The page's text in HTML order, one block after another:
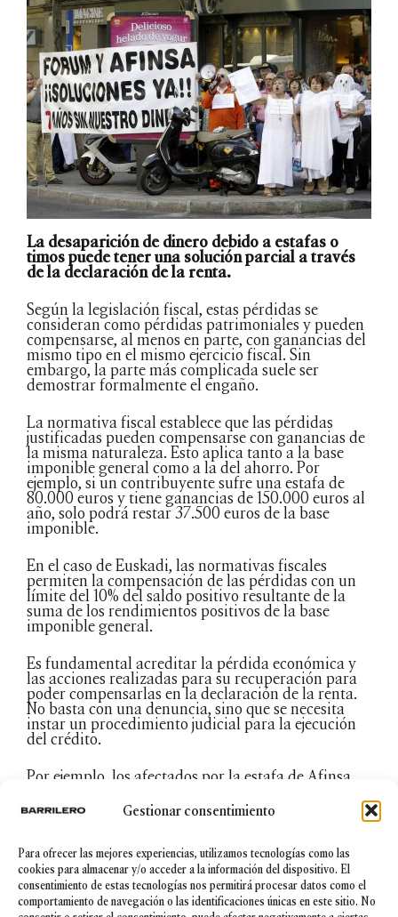
Gestionar consentimiento
Para ofrecer las mejores experiencias, utilizamos tecnologías como las
cookies para almacenar y/o acceder a la información del dispositivo. El
consentimiento de estas tecnologías nos permitirá procesar datos como el
comportamiento de navegación o las identificaciones únicas en este sitio. No
La desaparición de dinero debido a estafas o
timos puede tener una solución parcial a través
de la declaración de la renta.
Según la legislación fiscal, estas pérdidas se
consideran como pérdidas patrimoniales y pueden
compensarse, al menos en parte, con ganancias del
mismo tipo en el mismo ejercicio fiscal. Sin
embargo, la parte más complicada suele ser
demostrar formalmente el engaño.
La normativa fiscal establece que las pérdidas
justificadas pueden compensarse con ganancias de
la misma naturaleza. Esto aplica tanto a la base
imponible general como a la del ahorro. Por
ejemplo, si un contribuyente sufre una estafa de
80.000 euros y tiene ganancias de 150.000 euros al
año, solo podrá restar 37.500 euros de la base
imponible.
En el caso de Euskadi, las normativas fiscales
permiten la compensación de las pérdidas con un
límite del 10% del saldo positivo resultante de la
suma de los rendimientos positivos de la base
imponible general.
Es fundamental acreditar la pérdida económica y
las acciones realizadas para su recuperación para
poder compensarlas en la declaración de la renta.
No basta con una denuncia, sino que se necesita
instar un procedimiento judicial para la ejecución
del crédito.
Por ejemplo, los afectados por la estafa de Afinsa
la renta, lo que les permite compensar otras
ganancias y no pagar impuestos adicionales.
En resumen, aunque la compensación de pérdidas
por estafas en la declaración de la renta es posible,
requiere un proceso meticuloso de justificación y
documentación.